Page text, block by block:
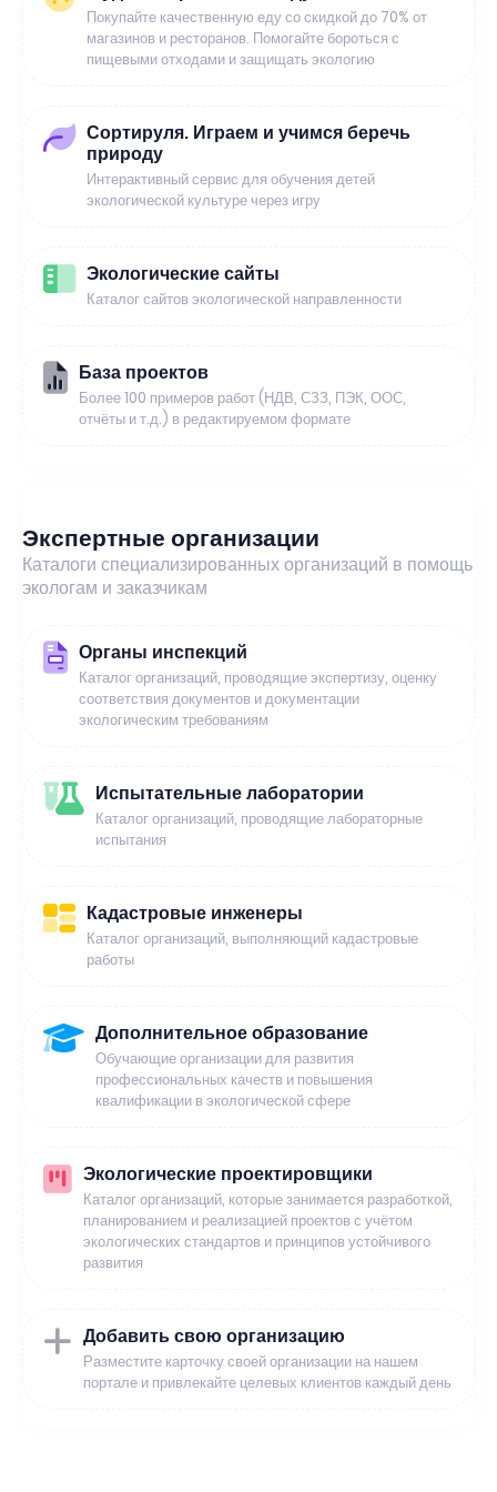
Покупайте качественную еду со скидкой до 70% от
магазинов и ресторанов. Помогайте бороться с
пищевыми отходами и защищать экологию
Сортируля. Играем и учимся беречь
природу
Интерактивный сервис для обучения детей
экологической культуре через игру
Экологические сайты
Каталог сайтов экологической направленности
База проектов
Более 100 примеров работ (НДВ, СЗЗ, ПЭК, ООС,
отчёты и т.д.) в редактируемом формате
Экспертные организации
Каталоги специализированных организаций в помощь
экологам и заказчикам
Органы инспекций
Каталог организаций, проводящие экспертизу, оценку
соответствия документов и документации
экологическим требованиям
Испытательные лаборатории
Каталог организаций, проводящие лабораторные
испытания
Кадастровые инженеры
Каталог организаций, выполняющий кадастровые
работы
Дополнительное образование
Обучающие организации для развития
профессиональных качеств и повышения
квалификации в экологической сфере
Экологические проектировщики
Каталог организаций, которые занимается разработкой,
планированием и реализацией проектов с учётом
экологических стандартов и принципов устойчивого
развития
Добавить свою организацию
Разместите карточку своей организации на нашем
портале и привлекайте целевых клиентов каждый день